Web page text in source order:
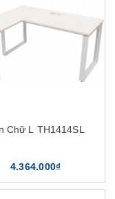
Bàn Chữ L TH1414SL
4.364.000₫